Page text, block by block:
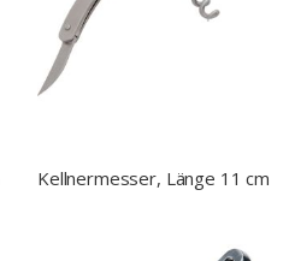
Kellnermesser, Länge 11 cm